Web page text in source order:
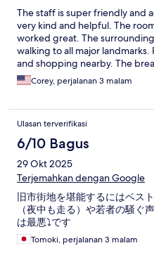
The staff is super friendly and
very kind and helpful. The
worked great. The
walking to all major
and shopping nearby. The
morning and had lots of fruit. I
Corey, perjalanan 3 malam
Ulasan terverifikasi
6/10 Bagus
29 Okt 2025
Terjemahkan dengan Google
旧市街地を堪能するにはベス
（夜中も走る）や若者の騒ぐ
は最悪⤵️です
Tomoki, perjalanan 3 malam